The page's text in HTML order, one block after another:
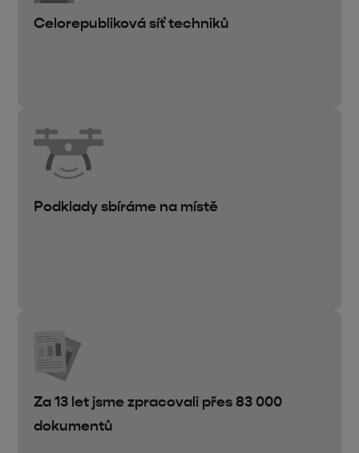
Celorepubliková síť techniků
Podklady sbíráme na místě
Za 13 let jsme zpracovali přes 83 000
dokumentů